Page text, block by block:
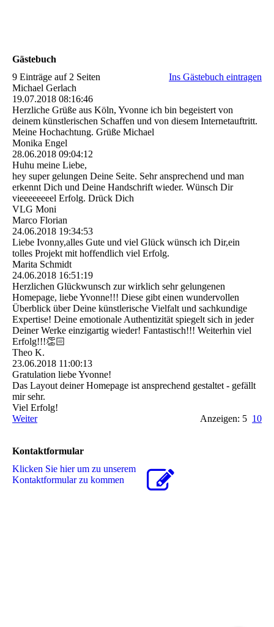
Gästebuch
9 Einträge auf 2 Seiten
Ins Gästebuch eintragen
Michael Gerlach
19.07.2018 08:16:46
Herzliche Grüße aus Köln, Yvonne ich bin begeistert von
deinem künstlerischen Schaffen und von diesem Internetauftritt.
Meine Hochachtung. Grüße Michael
Monika Engel
28.06.2018 09:04:12
Huhu meine Liebe,
hey super gelungen Deine Seite. Sehr ansprechend und man
erkennt Dich und Deine Handschrift wieder. Wünsch Dir
vieeeeeeeel Erfolg. Drück Dich
VLG Moni
Marco Florian
24.06.2018 19:34:53
Liebe Ivonny,alles Gute und viel Glück wünsch ich Dir,ein
tolles Projekt mit hoffendlich viel Erfolg.
Marita Schmidt
24.06.2018 16:51:19
Herzlichen Glückwunsch zur wirklich sehr gelungenen
Homepage, liebe Yvonne!!! Diese gibt einen wundervollen
Überblick über Deine künstlerische Vielfalt und sachkundige
Expertise! Deine emotionale Authentizität spiegelt sich in jeder
Deiner Werke einzigartig wieder! Fantastisch!!! Weiterhin viel
Erfolg!!!👏🏻
Theo K.
23.06.2018 11:00:13
Gratulation liebe Yvonne!
Das Layout deiner Homepage ist ansprechend gestaltet - gefällt
mir sehr.
Viel Erfolg!
Weiter
Anzeigen: 5 10
Kontaktformular
Klicken Sie hier um zu unserem
Kon­takt­for­mu­lar zu kommen